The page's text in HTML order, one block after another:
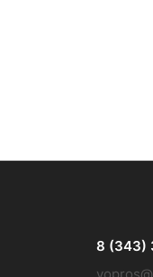
8 (343)